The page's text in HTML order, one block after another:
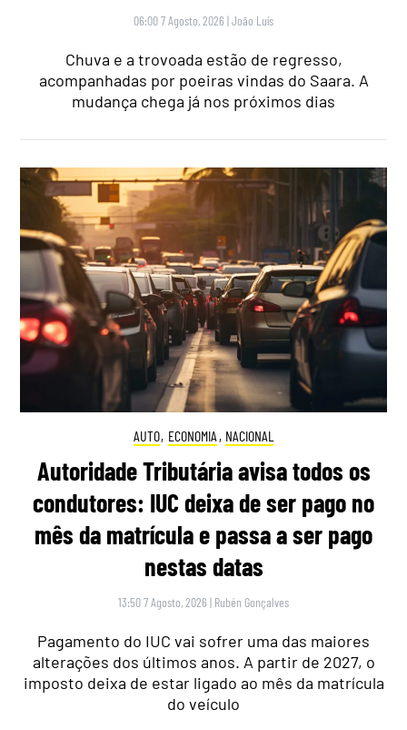
06:00 7 Agosto, 2026 |João Luís
Chuva e a trovoada estão de regresso,
acompanhadas por poeiras vindas do Saara. A
mudança chega já nos próximos dias
AUTO, ECONOMIA , NACIONAL
Autoridade Tributária avisa todos os
condutores: IUC deixa de ser pago no
mês da matrícula e passa a ser pago
nestas datas
13:50 7 Agosto, 2026 | Rubén Gonçalves
Pagamento do IUC vai sofrer uma das maiores
alterações dos últimos anos. A partir de 2027, o
imposto deixa de estar ligado ao mês da matrícula
do veículo